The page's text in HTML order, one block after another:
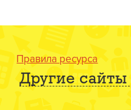
Правила ресурса
Другие